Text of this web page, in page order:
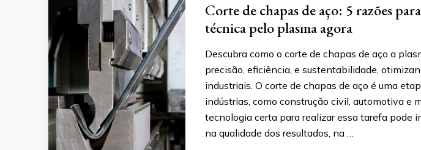
Corte de chapas de aço: 5 razões
técnica pelo plasma agora
Descubra como o corte de chapas de aço a
precisão, eficiência, e sustentabilidade,
industriais. O corte de chapas de aço é uma
indústrias, como construção civil, automotiva e
tecnologia certa para realizar essa tarefa pode
na qualidade dos resultados, na …